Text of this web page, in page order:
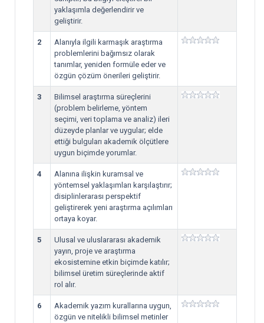
yaklaşımla değerlendirir ve
geliştirir.
2
Alanıyla ilgili karmaşık araştırma
problemlerini bağımsız olarak
tanımlar, yeniden formüle eder ve
özgün çözüm önerileri geliştirir.
3
Bilimsel araştırma süreçlerini
(problem belirleme, yöntem
seçimi, veri toplama ve analiz) ileri
düzeyde planlar ve uygular; elde
ettiği bulguları akademik ölçütlere
uygun biçimde yorumlar.
4
Alanına ilişkin kuramsal ve
yöntemsel yaklaşımları karşılaştırır;
disiplinlerarası perspektif
geliştirerek yeni araştırma açılımları
ortaya koyar.
5
Ulusal ve uluslararası akademik
yayın, proje ve araştırma
ekosistemine etkin biçimde katılır;
bilimsel üretim süreçlerinde aktif
rol alır.
6
Akademik yazım kurallarına uygun,
özgün ve nitelikli bilimsel metinler